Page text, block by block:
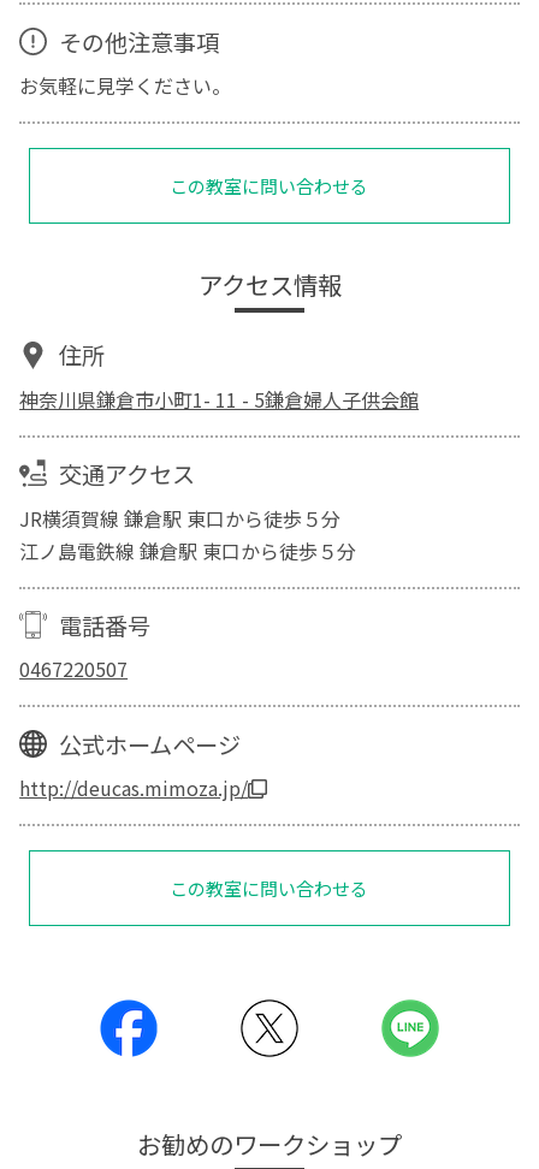
その他注意事項
お気軽に見学ください。
この教室に問い合わせる
アクセス情報
住所
神奈川県鎌倉市小町1- 11 - 5鎌倉婦人子供会館
交通アクセス
JR横須賀線 鎌倉駅 東口から徒歩５分
江ノ島電鉄線 鎌倉駅 東口から徒歩５分
電話番号
0467220507
公式ホームページ
http://deucas.mimoza.jp/
この教室に問い合わせる
お勧めのワークショップ